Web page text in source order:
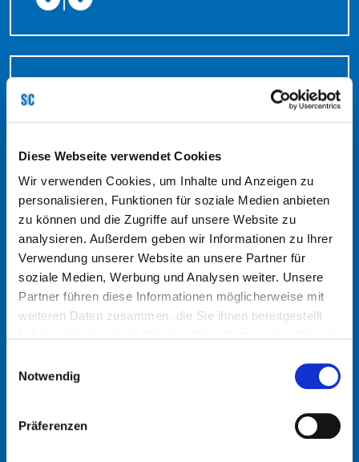
Diese Webseite verwendet Cookies
Wir verwenden Cookies, um Inhalte und Anzeigen zu
personalisieren, Funktionen für soziale Medien anbieten
zu können und die Zugriffe auf unsere Website zu
analysieren. Außerdem geben wir Informationen zu Ihrer
Verwendung unserer Website an unsere Partner für
soziale Medien, Werbung und Analysen weiter. Unsere
Partner führen diese Informationen möglicherweise mit
weiteren Daten zusammen, die Sie ihnen bereitgestellt
Notwendig
Präferenzen
Tel: +49 2266 92-0
info@schmidt-clemens.com